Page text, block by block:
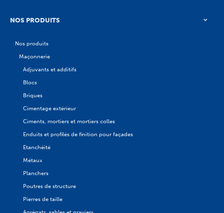
NOS PRODUITS
Nos produits
Maçonnerie
Adjuvants et additifs
Blocs
Briques
Cimentage extérieur
Ciments, mortiers et mortiers colles
Enduits et profilés de finition pour façades
Etanchéité
Métaux
Planchers
Poutres de structure
Pierres de taille